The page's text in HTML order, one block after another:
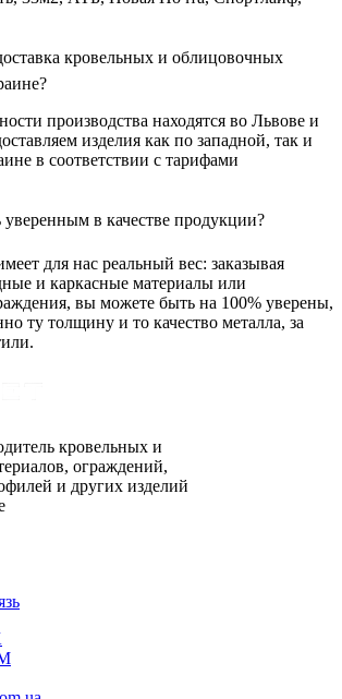
кровельных и облицовочных
производства находятся во Львове и
изделия как по западной, так и
в соответствии с тарифами
в качестве продукции?
для нас реальный вес: заказывая
и каркасные материалы или
вы можете быть на 100% уверены,
ту толщину и то качество металла, за
кровельных и
ограждений,
и других изделий